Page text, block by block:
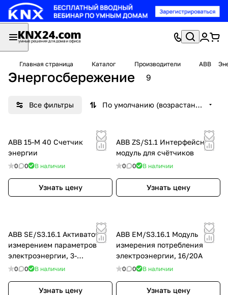
Главная страница Каталог Производители ABB
Энергосбережение 9
Все фильтры По умолчанию (возрастание)
ABB 15-M 40 Cчетчик
энергии
0 0 В наличии
Узнать цену
ABB ZS/S1.1 Интерфейсный
модуль для счётчиков
0 0 В наличии
Узнать цену
ABB SE/S3.16.1 Активатор с
измерением параметров
электроэнергии, 3-
канальный, 16/20AX
0 0 В наличии
Узнать цену
ABB EM/S3.16.1 Модуль
измерения потребления
электроэнергии, 16/20А
0 0 В наличии
Узнать цену